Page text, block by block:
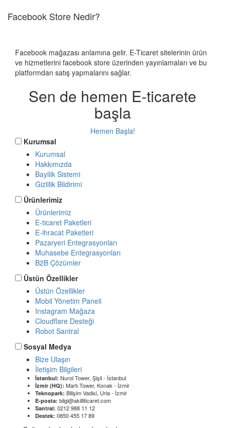
Facebook Store Nedir?
Facebook mağazası anlamına gelir. E-Ticaret sitelerinin ürün
ve hizmetlerini facebook store üzerinden yayınlamaları ve bu
platformdan satış yapmalarını sağlar.
Sen de hemen E-ticarete
başla
Hemen Başla!
Kurumsal
Kurumsal
Hakkımızda
Bayilik Sistemi
Gizlilik Bildirimi
Ürünlerimiz
Ürünlerimiz
E-ticaret Paketleri
E-ihracat Paketleri
Pazaryeri Entegrasyonları
Muhasebe Entegrasyonları
B2B Çözümler
Üstün Özellikler
Üstün Özellikler
Mobil Yönetim Paneli
Instagram Mağaza
Cloudflare Desteği
Robot Santral
Sosyal Medya
Bize Ulaşın
İletişim Bilgileri
İstanbul: Nurol Tower, Şişli - İstanbul
İzmir (HQ): Martı Tower, Konak - İzmir
Teknopark: Bilişim Vadisi, Urla - İzmir
E-posta: bilgi@akilliticaret.com
Santral: 0212 988 11 12
Destek: 0850 455 17 89